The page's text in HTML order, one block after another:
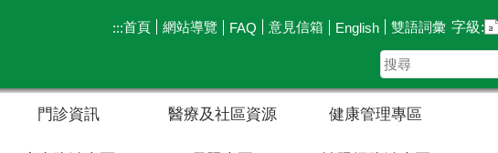
:::首頁 網站導覽 FAQ 意見信箱 English 雙語詞彙 字級:
門診資訊 醫療及社區資源 健康管理專區